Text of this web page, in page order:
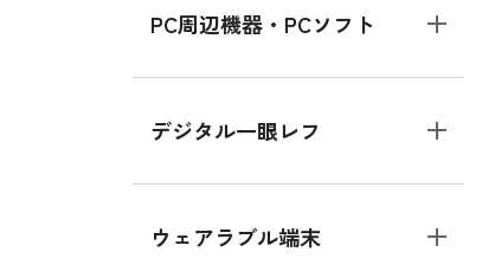
PC周辺機器・PCソフト
デジタル一眼レフ
ウェアラブル端末